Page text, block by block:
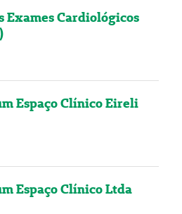
Exames Cardiológicos
Espaço Clínico Eireli
Espaço Clínico Ltda